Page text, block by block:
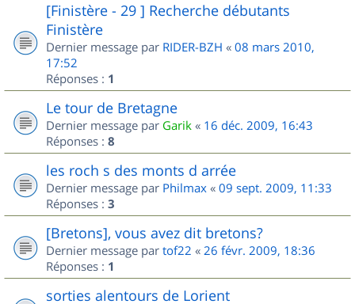
[Finistère - 29 ] Recherche débutants
Finistère
Dernier message par RIDER-BZH « 08 mars 2010,
17:52
Réponses : 1
Le tour de Bretagne
Dernier message par Garik « 16 déc. 2009, 16:43
Réponses : 8
les roch s des monts d arrée
Dernier message par Philmax « 09 sept. 2009, 11:33
Réponses : 3
[Bretons], vous avez dit bretons?
Dernier message par tof22 « 26 févr. 2009, 18:36
Réponses : 1
sorties alentours de Lorient